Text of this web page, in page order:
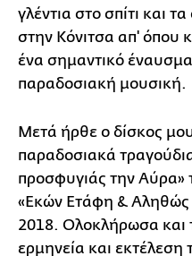
γλέντια στο σπίτι και
στην Κόνιτσα απ' όπου
ένα σημαντικό
παραδοσιακή μουσική.
Μετά ήρθε ο δίσκος
παραδοσιακά
προσφυγιάς την Αύρα»
«Εκών Ετάφη & Αληθώς
2018. Ολοκλήρωσα και
ερμηνεία και